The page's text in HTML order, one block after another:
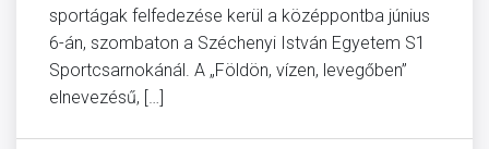
sportágak felfedezése kerül a középpontba június
6-án, szombaton a Széchenyi István Egyetem S1
Sportcsarnokánál. A „Földön, vízen, levegőben”
elnevezésű, […]